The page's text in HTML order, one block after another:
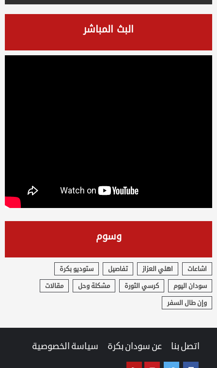
البث المباشر
وسوم
اشاعات اهلي العزاز تفاصيل ستوديو بكرة
سودان اليوم كرسي الثورة مشكلة وحل مقالات
وإن طال السفر
اتصل بنا عن سودان بكرة سياسة الخصوصية